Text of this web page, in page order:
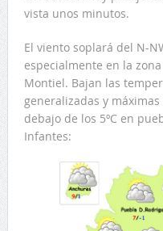
vista unos minutos.
El viento soplará del N-
especialmente en la
Montiel. Bajan las
generalizadas y
debajo de los 5ºC en
Infantes: